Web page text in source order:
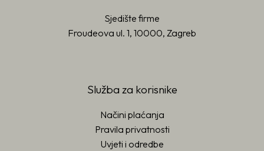
Sjedište firme
Froudeova ul. 1, 10000, Zagreb
Služba za korisnike
Načini plaćanja
Pravila privatnosti
Uvjeti i odredbe